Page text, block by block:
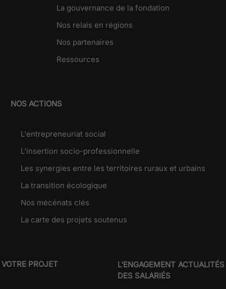
La gouvernance de la fondation
Nos relais en régions
Nos partenaires
Ressources
NOS ACTIONS
L'entrepreneuriat social
L'insertion socio-professionnelle
Les synergies entre les territoires ruraux et urbains
La transition écologique
Nos mécénats clés
La carte des projets soutenus
VOTRE PROJET
L'ENGAGEMENT
DES SALARIÉS
ACTUALITÉS